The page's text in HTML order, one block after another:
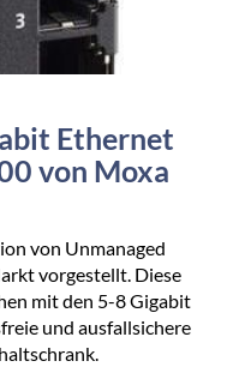
Ethernet
von Moxa
von Unmanaged
vorgestellt. Diese
mit den 5-8 Gigabit
und ausfallsichere